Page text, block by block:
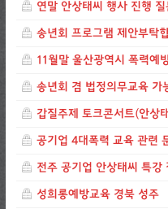
연말 안상태씨 행사 진행
송년회 프로그램 제안부탁
11월말 울산광역시 폭력예
송년회 겸 법정의무교육 가능
갑질주제 토크콘서트(안상
공기업 4대폭력 교육 관련
전주 공기업 안상태씨 특강
성희롱예방교육 경북 성주